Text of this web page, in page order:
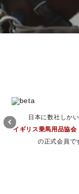
日本に数社しか
イギリス乗馬用品協会
の正式会員で